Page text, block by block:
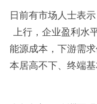
日前有市场人士表
上行，企业盈利水
能源成本，下游需
本居高不下、终端